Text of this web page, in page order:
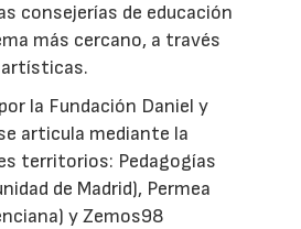
consejerías de educación
más cercano, a través
la Fundación Daniel y
articula mediante la
territorios: Pedagogías
de Madrid), Permea
y Zemos98